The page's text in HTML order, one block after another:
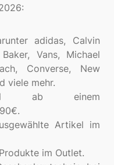
adidas, Calvin
Vans, Michael
Converse, New
viele mehr.
ab einem
Artikel im
im Outlet.